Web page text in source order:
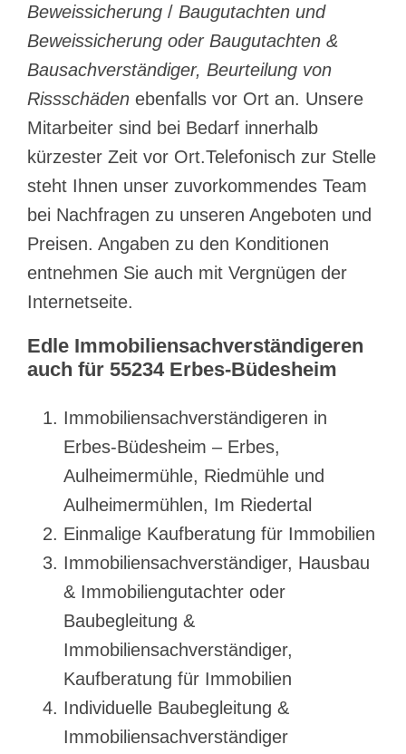
Beweissicherung / Baugutachten und
Beweissicherung oder Baugutachten &
Bausachverständiger, Beurteilung von
Rissschäden ebenfalls vor Ort an. Unsere
Mitarbeiter sind bei Bedarf innerhalb
kürzester Zeit vor Ort.Telefonisch zur Stelle
steht Ihnen unser zuvorkommendes Team
bei Nachfragen zu unseren Angeboten und
Preisen. Angaben zu den Konditionen
entnehmen Sie auch mit Vergnügen der
Internetseite.
Edle Immobiliensachverständigeren
auch für 55234 Erbes-Büdesheim
Immobiliensachverständigeren in
Erbes-Büdesheim – Erbes,
Aulheimermühle, Riedmühle und
Aulheimermühlen, Im Riedertal
Einmalige Kaufberatung für Immobilien
Immobiliensachverständiger, Hausbau
& Immobiliengutachter oder
Baubegleitung &
Immobiliensachverständiger,
Kaufberatung für Immobilien
Individuelle Baubegleitung &
Immobiliensachverständiger